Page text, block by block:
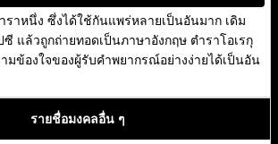
ราหนึ่ง ซึ่งได้ใช้กันแพร่หลายเป็นอันมาก เดิม
แล้วถูกถ่ายทอดเป็นภาษาอังกฤษ ตำราโอเรกุ
มข้องใจของผู้รับคำพยากรณ์อย่างง่ายได้เป็นอัน
รายชื่อมงคลอื่น ๆ